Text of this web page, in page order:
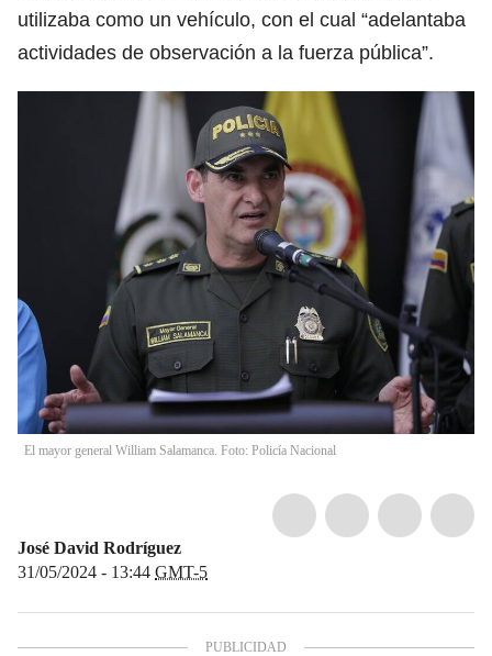
utilizaba como un vehículo, con el cual “adelantaba
actividades de observación a la fuerza pública”.
El mayor general William Salamanca. Foto: Policía Nacional
José David Rodríguez
31/05/2024 - 13:44 GMT-5